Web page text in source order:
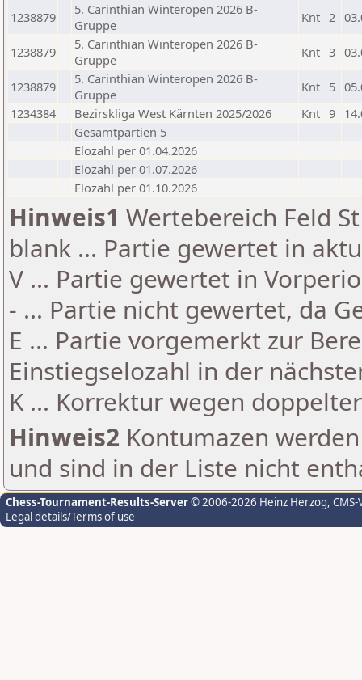
1238879
5. Carinthian Winteropen 2026 B-
Gruppe
Knt 2
1238879
5. Carinthian Winteropen 2026 B-
Gruppe
Knt 3
1238879
5. Carinthian Winteropen 2026 B-
Gruppe
Knt 5
1234384
Bezirskliga West Kärnten 2025/2026 Knt 9
Gesamtpartien 5
Elozahl per 01.04.2026
Elozahl per 01.07.2026
Elozahl per 01.10.2026
Hinweis1 Wertebereich Feld
blank ... Partie gewertet in
V ... Partie gewertet in
- ... Partie nicht gewertet, da
E ... Partie vorgemerkt zur
Einstiegselozahl in der
K ... Korrektur wegen
Hinweis2 Kontumazen
und sind in der Liste nicht
Chess-Tournament-Results-Server© 2006-2026 Heinz Herzog,
Legal details/Terms of use